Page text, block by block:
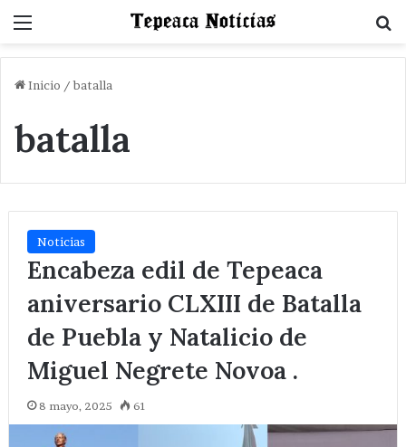
Menu
Inicio / batalla
batalla
Noticias
Encabeza edil de Tepeaca
aniversario CLXIII de Batalla
de Puebla y Natalicio de
Miguel Negrete Novoa .
8 mayo, 2025 61